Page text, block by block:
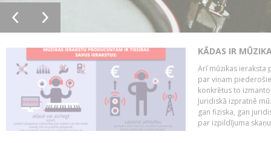
KĀDAS IR
Arī mūzikas ieraksta
par viņam
konkrētus to
Juridiskā izpratnē
gan fiziska, gan
par izpildījuma